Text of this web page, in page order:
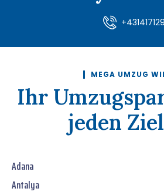
MEGA UMZUG
Ihr
jeden
Adana
Antalya